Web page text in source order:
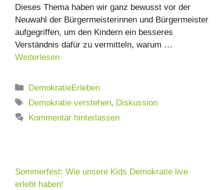
Dieses Thema haben wir ganz bewusst vor der
Neuwahl der Bürgermeisterinnen und Bürgermeister
aufgegriffen, um den Kindern ein besseres
Verständnis dafür zu vermitteln, warum …
Weiterlesen
Kategorien
DemokratieErleben
Schlagwörter
Demokratie verstehen, Diskussion
Kommentar hinterlassen
Sommerfest: Wie unsere Kids Demokratie live
erlebt haben!